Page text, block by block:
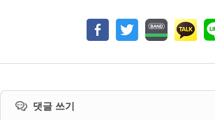
댓글 쓰기